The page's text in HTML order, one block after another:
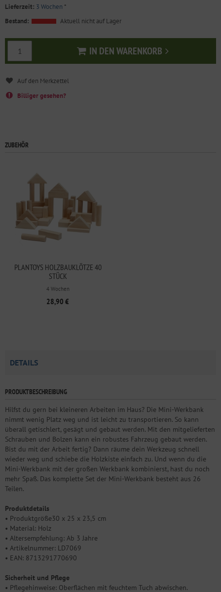
Lieferzeit: 3 Wochen *
Bestand:
Aktuell nicht auf Lager
IN DEN WARENKORB
In den Warenkorb
Billiger gesehen?
ZUBEHÖR
PLANTOYS HOLZBAUKLÖTZE 40
STÜCK
4 Wochen
28,90 €
DETAILS
PRODUKTBESCHREIBUNG
Hilfst du gern bei kleineren Arbeiten im Haus? Die Mini-Werkbank
nimmt wenig Platz weg und ist leicht zu transportieren. So kann
überall getischlert, gesägt und gebaut werden. Mit den mitgelieferten
Schrauben und Bolzen kann ein robustes Fahrzeug gebaut werden.
Bist du mit der Arbeit fertig? Dann räume dein Werkzeug schnell
wieder weg und schiebe die Holzkiste einfach zu. Und wenn du die
Mini-Werkbank mit der großen Werkbank kombinierst, hast du noch
mehr Spaß. Das komplette Set der Mini-Werkbank besteht aus 26
Teilen.
Produktdetails
• Produktgröße30 x 25 x 23,5 cm
• Material: Holz
• Altersempfehlung: Ab 3 Jahre
• Artikelnummer: LD7069
• EAN: 8713291770690
Sicherheit und Pflege
• Pflegehinweise: Oberflächen mit feuchtem Tuch abwischen.